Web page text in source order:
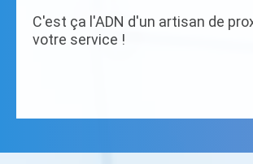
C'est ça l'ADN d'un artisan de
votre service !